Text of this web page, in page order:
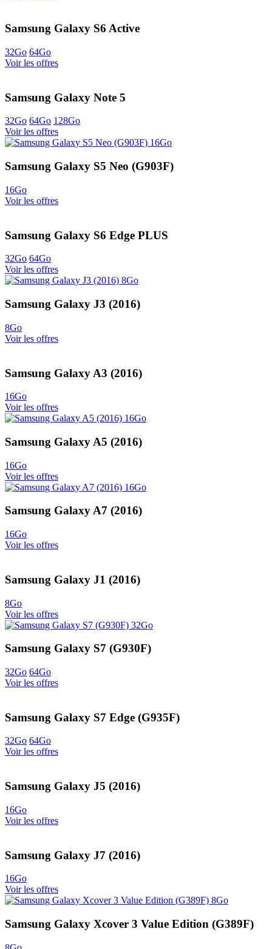
Samsung Galaxy S6 Active
32Go 64Go
Voir les offres
Samsung Galaxy Note 5
32Go 64Go 128Go
Voir les offres
Samsung Galaxy S5 Neo (G903F)
16Go
Voir les offres
Samsung Galaxy S6 Edge PLUS
32Go 64Go
Voir les offres
Samsung Galaxy J3 (2016)
8Go
Voir les offres
Samsung Galaxy A3 (2016)
16Go
Voir les offres
Samsung Galaxy A5 (2016)
16Go
Voir les offres
Samsung Galaxy A7 (2016)
16Go
Voir les offres
Samsung Galaxy J1 (2016)
8Go
Voir les offres
Samsung Galaxy S7 (G930F)
32Go 64Go
Voir les offres
Samsung Galaxy S7 Edge (G935F)
32Go 64Go
Voir les offres
Samsung Galaxy J5 (2016)
16Go
Voir les offres
Samsung Galaxy J7 (2016)
16Go
Voir les offres
Samsung Galaxy Xcover 3 Value Edition (G389F)